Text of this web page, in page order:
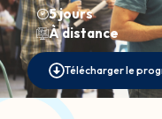
5 jours
À distance
Télécharger le